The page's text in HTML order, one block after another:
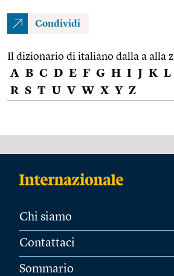
Condividi
Il dizionario di italiano dalla a alla z
A B C D E F G H I J K L
R S T U V W X Y Z
Chi siamo
Contattaci
Sommario